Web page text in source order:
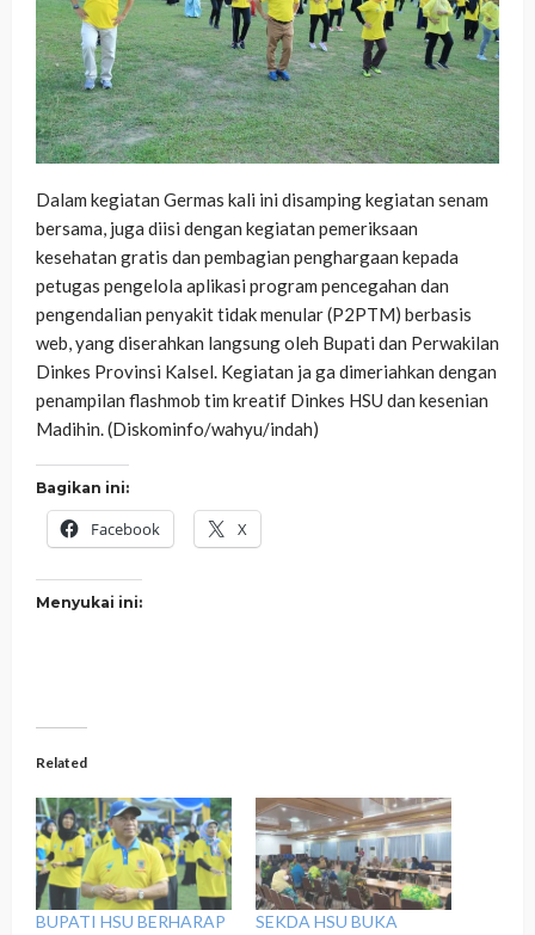
Dalam kegiatan Germas kali ini disamping kegiatan senam
bersama, juga diisi dengan kegiatan pemeriksaan
kesehatan gratis dan pembagian penghargaan kepada
petugas pengelola aplikasi program pencegahan dan
pengendalian penyakit tidak menular (P2PTM) berbasis
web, yang diserahkan langsung oleh Bupati dan Perwakilan
Dinkes Provinsi Kalsel. Kegiatan ja ga dimeriahkan dengan
penampilan flashmob tim kreatif Dinkes HSU dan kesenian
Madihin. (Diskominfo/wahyu/indah)
Bagikan ini:
Facebook X
Menyukai ini:
Related
BUPATI HSU BERHARAP SEKDA HSU BUKA